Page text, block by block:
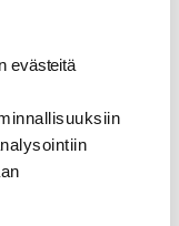
evästeitä